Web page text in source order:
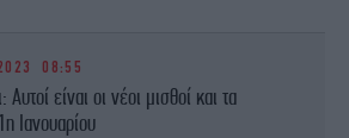
08:55
είναι οι νέοι μισθοί και τα
Ιανουαρίου